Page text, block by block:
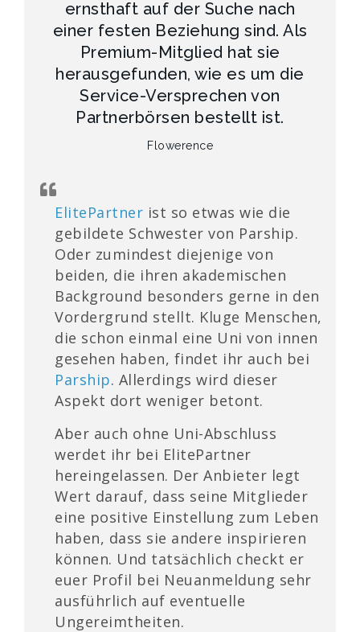
ernsthaft auf der Suche nach
einer festen Beziehung sind. Als
Premium-Mitglied hat sie
herausgefunden, wie es um die
Service-Versprechen von
Partnerbörsen bestellt ist.
Flowerence
ElitePartner ist so etwas wie die
gebildete Schwester von Parship.
Oder zumindest diejenige von
beiden, die ihren akademischen
Background besonders gerne in den
Vordergrund stellt. Kluge Menschen,
die schon einmal eine Uni von innen
gesehen haben, findet ihr auch bei
Parship. Allerdings wird dieser
Aspekt dort weniger betont.
Aber auch ohne Uni-Abschluss
werdet ihr bei ElitePartner
hereingelassen. Der Anbieter legt
Wert darauf, dass seine Mitglieder
eine positive Einstellung zum Leben
haben, dass sie andere inspirieren
können. Und tatsächlich checkt er
euer Profil bei Neuanmeldung sehr
ausführlich auf eventuelle
Ungereimtheiten.